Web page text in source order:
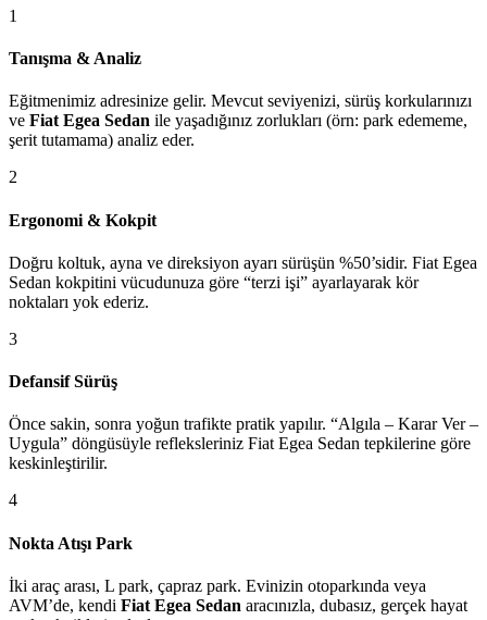
1
Tanışma & Analiz
Eğitmenimiz adresinize gelir. Mevcut seviyenizi, sürüş korkularınızı
ve Fiat Egea Sedan ile yaşadığınız zorlukları (örn: park edememe,
şerit tutamama) analiz eder.
2
Ergonomi & Kokpit
Doğru koltuk, ayna ve direksiyon ayarı sürüşün %50’sidir. Fiat Egea
Sedan kokpitini vücudunuza göre “terzi işi” ayarlayarak kör
noktaları yok ederiz.
3
Defansif Sürüş
Önce sakin, sonra yoğun trafikte pratik yapılır. “Algıla – Karar Ver –
Uygula” döngüsüyle refleksleriniz Fiat Egea Sedan tepkilerine göre
keskinleştirilir.
4
Nokta Atışı Park
İki araç arası, L park, çapraz park. Evinizin otoparkında veya
AVM’de, kendi Fiat Egea Sedan aracınızla, dubasız, gerçek hayat